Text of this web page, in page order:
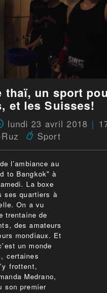
thaï, un sport
et les Suisses!
lundi 23 avril 2018
Sport
l’ambiance au
to Bangkok" à
La boxe
ses quartiers à
On a vu
trentaine de
des amateurs
mondiaux. Et
un monde
certaines
frottent,
Medrano,
son premier